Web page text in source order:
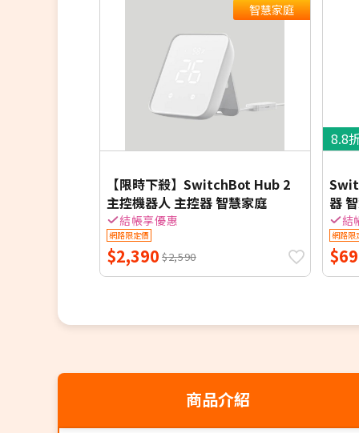
智慧家庭
【限時下殺】SwitchBot Hub 2
主控機器人 主控器 智慧家庭
結帳享優惠
網路限定價
$2,390 $2,590
8.8
器
結
網路限
商品介紹